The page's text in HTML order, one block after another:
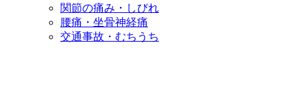
関節の痛み・しびれ
腰痛・坐骨神経痛
交通事故・むちうち